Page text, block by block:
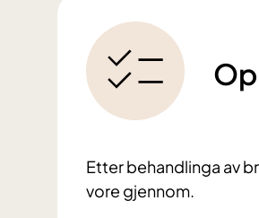
Etter behandlinga av
vore gjennom.